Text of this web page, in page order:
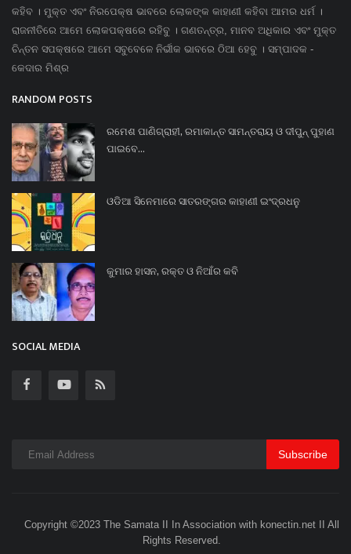
କହିବ । ମୁକ୍ତ ଏବଂ ନିରପେକ୍ଷ ଭାବରେ ଲୋକଙ୍କ କାହାଣୀ କହିବା ଆମର ଧର୍ମ ।
ରାଜନୀତିରେ ଆମେ ଲୋକପକ୍ଷରେ ରହିବୁ । ଗଣତନ୍ତ୍ର, ମାନବ ଅଧିକାର ଏବଂ ମୁକ୍ତ
ଚିନ୍ତନ ସପକ୍ଷରେ ଆମେ ସବୁବେଳେ ନିର୍ଭୀକ ଭାବରେ ଠିଆ ହେବୁ । ସମ୍ପାଦକ -
କେଦାର ମିଶ୍ର
RANDOM POSTS
ରମେଶ ପାଣିଗ୍ରାହୀ, ରମାକାନ୍ତ ସାମନ୍ତରାୟ ଓ ଦୀପୁନ୍ ପୁହାଣ
ପାଇବେ...
ଓଡିଆ ସିନେମାରେ ସାତରଙ୍ଗର କାହାଣୀ ଇଂଦ୍ରଧନୁ
କୁମାର ହାସନ, ରକ୍ତ ଓ ନିଆଁର କବି
SOCIAL MEDIA
Subscribe
Copyright ©2023 The Samata II In Association with konectin.net II All
Rights Reserved.